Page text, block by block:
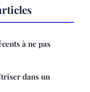
à ne pas
dans un